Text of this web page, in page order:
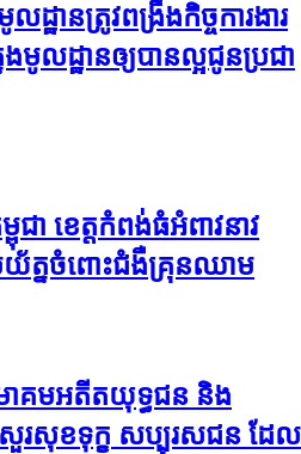
ដ្ឋានត្រូវពង្រឹងកិច្ចការងារ
មូលដ្ឋានឲ្យបានល្អជូនប្រជា
ា ខេត្តកំពង់ធំអំពាវនាវ
យ័ត្នចំពោះជំងឺគ្រុនឈាម
ាគមអតីតយុទ្ធជន និង
សួរសុខទុក្ខ សប្បុរសជន ដែល